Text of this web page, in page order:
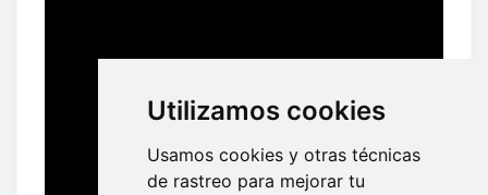
Utilizamos cookies
Usamos cookies y otras técnicas
de rastreo para mejorar tu